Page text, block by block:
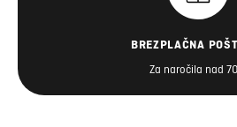
BREZPLAČNA
Za naročila nad